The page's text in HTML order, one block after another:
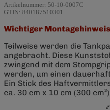
Artikelnummer: 50-10-0007C
GTIN: 840187510301
Wichtiger
Teilweise werden die
angebracht. Diese
zwingend mit dem
werden, um einen
Ein Stick des
ca. 30 cm x 10 cm (300